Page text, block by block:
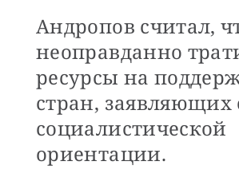
Андропов считал,
неоправданно
ресурсы на
стран, заявляющих
социалистической
ориентации.